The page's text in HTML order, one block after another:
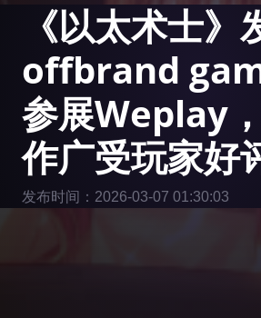
《以太术士》
offbrand
参展Weplay
作广受玩家好
发布时间：2026-03-07 01:30:03